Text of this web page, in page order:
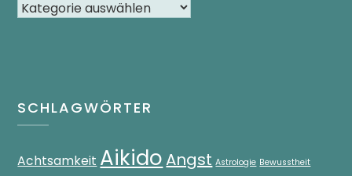
SCHLAGWÖRTER
Achtsamkeit AikidoAngst Astrologie Bewusstheit